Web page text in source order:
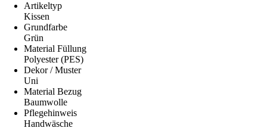
Artikeltyp
Kissen
Grundfarbe
Grün
Material Füllung
Polyester (PES)
Dekor / Muster
Uni
Material Bezug
Baumwolle
Pflegehinweis
Handwäsche